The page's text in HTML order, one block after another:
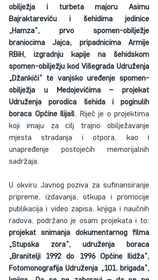
obilježja i turbeta majoru Asimu
Bajraktareviću i šehidima jedinice
„Hamza“, prvo spomen-obilježje
braniocima Jajca, pripadnicima Armije
RBiH, izgradnju kapije na šehidskom
spomen-obilježju kod Višegrada Udruženja
„Džankići“ te vanjsko uređenje spomen-
obilježja u Medojevićima – projekat
Udruženja porodica šehida i poginulih
boraca Općine Ilijaš. Riječ je o projektima
koji imaju za cilj trajno obilježavanje
mjesta stradanja i otpora, kao i
unapređenje postojećih memorijalnih
sadržaja.
U okviru Javnog poziva za sufinansiranje
pripreme, izdavanja, otkupa i promocije
publikacija i video zapisa, knjiga i naučnih
projekat snimanja dokumentarnog filma
„Stupska zora“, udruženja boraca
„Branitelji 1992 do 1996 Općine Ilidža“,
Fotomonografija Udruženja „101. brigada“,